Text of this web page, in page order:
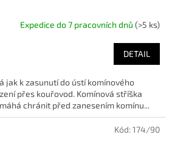
Expedice do 7 pracovních dnů (>5 ks)
DETAIL
jak k zasunutí do ústí komínového
přes kouřovod. Komínová stříška
chránit před zanesením komínu...
Kód:174/90